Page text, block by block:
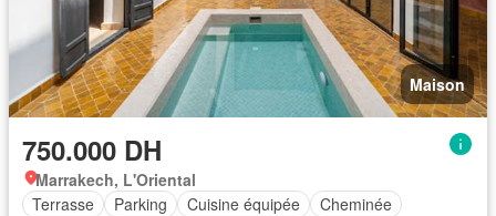
Maison
750.000 DH
Marrakech, L'Oriental
Terrasse
Parking Cuisine équipée Cheminée